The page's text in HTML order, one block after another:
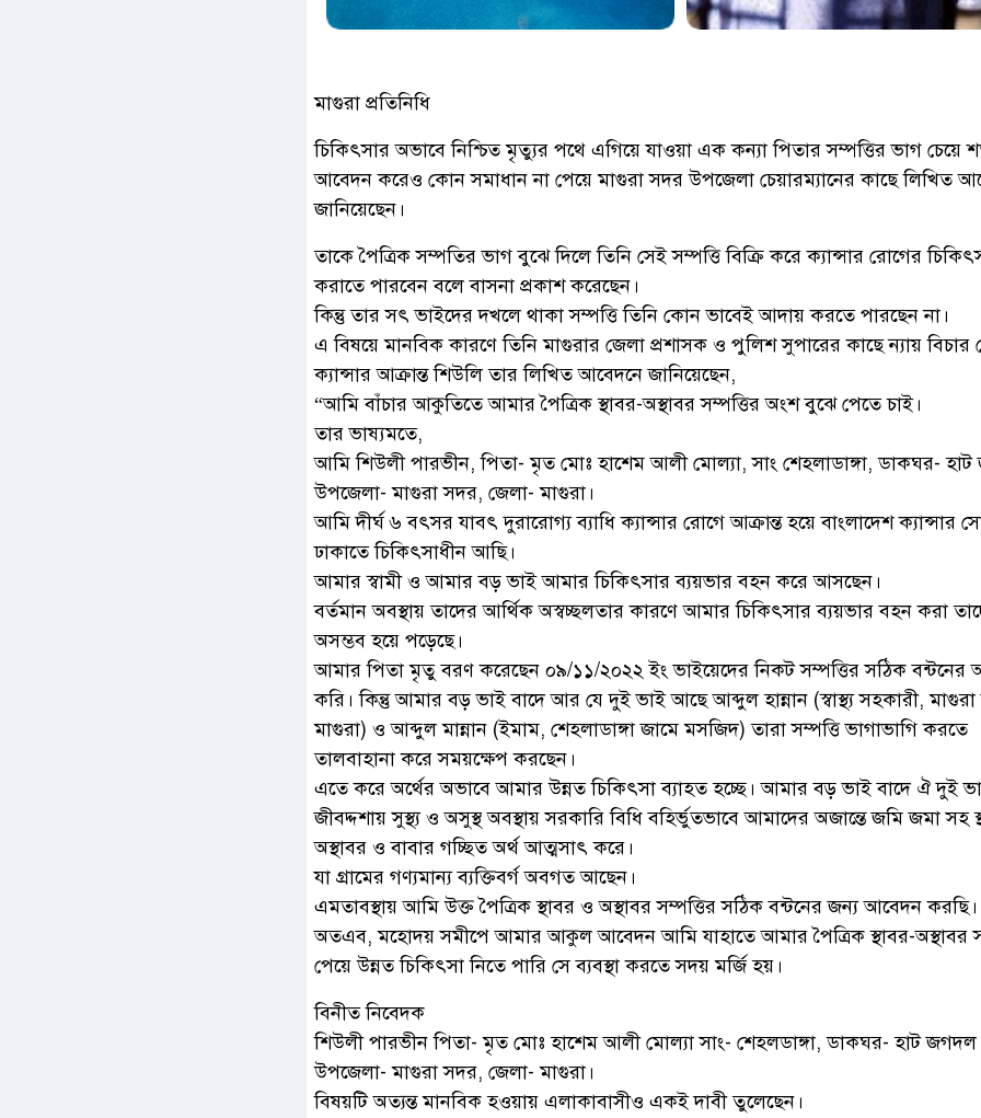
মাগুরা প্রতিনিধি
চিকিৎসার অভাবে নিশ্চিত মৃত্যুর পথে এগিয়ে যাওয়া এক কন্যা পিতার সম্পত্তির ভাগ চেয়ে
আবেদন করেও কোন সমাধান না পেয়ে মাগুরা সদর উপজেলা চেয়ারম্যানের কাছে লিখিত
জানিয়েছেন।
তাকে পৈত্রিক সম্পতির ভাগ বুঝে দিলে তিনি সেই সম্পত্তি বিক্রি করে ক্যান্সার রোগের
করাতে পারবেন বলে বাসনা প্রকাশ করেছেন।
কিন্তু তার সৎ ভাইদের দখলে থাকা সম্পত্তি তিনি কোন ভাবেই আদায় করতে পারছেন না।
এ বিষয়ে মানবিক কারণে তিনি মাগুরার জেলা প্রশাসক ও পুলিশ সুপারের কাছে ন্যায় বিচার
ক্যান্সার আক্রান্ত শিউলি তার লিখিত আবেদনে জানিয়েছেন,
“আমি বাঁচার আকুতিতে আমার পৈত্রিক স্থাবর-অস্থাবর সম্পত্তির অংশ বুঝে পেতে চাই।
তার ভাষ্যমতে,
আমি শিউলী পারভীন, পিতা- মৃত মোঃ হাশেম আলী মোল্যা, সাং শেহলাডাঙ্গা, ডাকঘর-
উপজেলা- মাগুরা সদর, জেলা- মাগুরা।
আমি দীর্ঘ ৬ বৎসর যাবৎ দুরারোগ্য ব্যাধি ক্যান্সার রোগে আক্রান্ত হয়ে বাংলাদেশ ক্যান্সার
ঢাকাতে চিকিৎসাধীন আছি।
আমার স্বামী ও আমার বড় ভাই আমার চিকিৎসার ব্যয়ভার বহন করে আসছেন।
বর্তমান অবস্থায় তাদের আর্থিক অস্বচ্ছলতার কারণে আমার চিকিৎসার ব্যয়ভার বহন করা
অসম্ভব হয়ে পড়েছে।
আমার পিতা মৃতু বরণ করেছেন ০৯/১১/২০২২ ইং ভাইয়েদের নিকট সম্পত্তির সঠিক বন্টনের
করি। কিন্তু আমার বড় ভাই বাদে আর যে দুই ভাই আছে আব্দুল হান্নান (স্বাস্থ্য সহকারী,
মাগুরা) ও আব্দুল মান্নান (ইমাম, শেহলাডাঙ্গা জামে মসজিদ) তারা সম্পত্তি ভাগাভাগি করতে
তালবাহানা করে সময়ক্ষেপ করছেন।
এতে করে অর্থের অভাবে আমার উন্নত চিকিৎসা ব্যাহত হচ্ছে। আমার বড় ভাই বাদে ঐ দুই
জীবদ্দশায় সুস্থ্য ও অসুস্থ অবস্থায় সরকারি বিধি বহির্ভুতভাবে আমাদের অজান্তে জমি জমা সহ
অস্থাবর ও বাবার গচ্ছিত অর্থ আত্মসাৎ করে।
যা গ্রামের গণ্যমান্য ব্যক্তিবর্গ অবগত আছেন।
এমতাবস্থায় আমি উক্ত পৈত্রিক স্থাবর ও অস্থাবর সম্পত্তির সঠিক বন্টনের জন্য আবেদন করছি।
অতএব, মহোদয় সমীপে আমার আকুল আবেদন আমি যাহাতে আমার পৈত্রিক স্থাবর-অস্থাবর
পেয়ে উন্নত চিকিৎসা নিতে পারি সে ব্যবস্থা করতে সদয় মর্জি হয়।
বিনীত নিবেদক
শিউলী পারভীন পিতা- মৃত মোঃ হাশেম আলী মোল্যা সাং- শেহলডাঙ্গা, ডাকঘর- হাট জগদল
উপজেলা- মাগুরা সদর, জেলা- মাগুরা।
বিষয়টি অত্যন্ত মানবিক হওয়ায় এলাকাবাসীও একই দাবী তুলেছেন।